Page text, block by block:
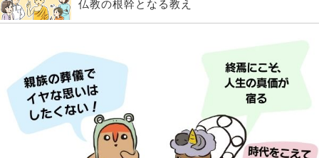
仏教の根幹となる教え